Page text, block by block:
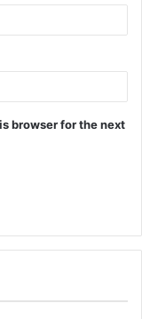
browser for the next